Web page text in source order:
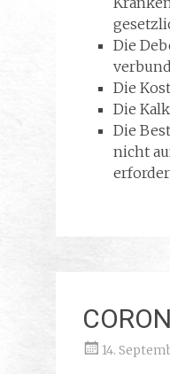
Die
Die
Die
Die
nicht
14.